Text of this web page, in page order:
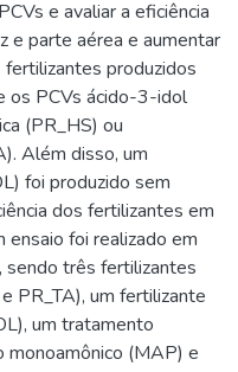
e avaliar a eficiência
e parte aérea e aumentar
produzidos
os PCVs ácido-3-idol
(PR_HS) ou
Além disso, um
foi produzido sem
dos fertilizantes em
foi realizado em
três fertilizantes
PR_TA), um fertilizante
um tratamento
monoamônico (MAP) e